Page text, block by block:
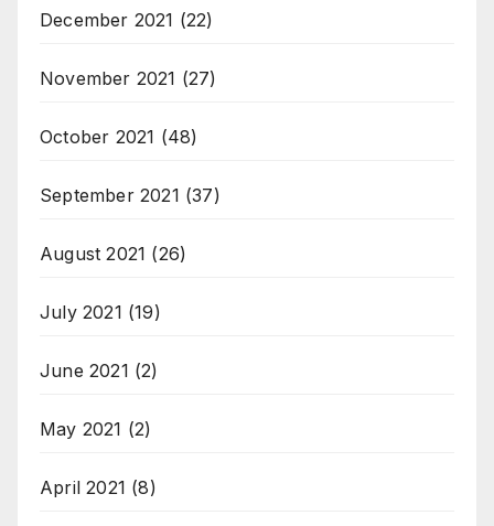
December 2021 (22)
November 2021 (27)
October 2021 (48)
September 2021 (37)
August 2021 (26)
July 2021 (19)
June 2021 (2)
May 2021 (2)
April 2021 (8)